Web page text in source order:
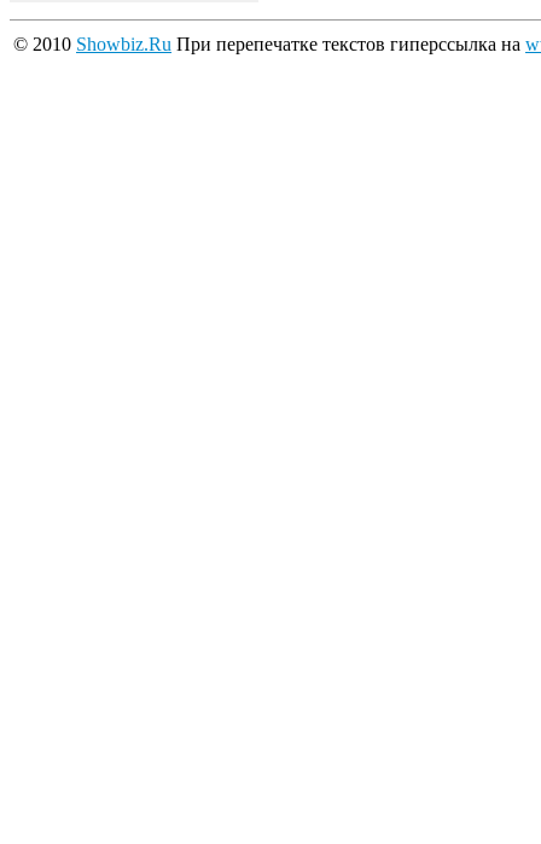
© 2010 Showbiz.Ru При перепечатке текстов гиперссылка на